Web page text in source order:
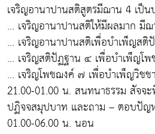
เจริญอานาปานสติสูตรมีฌาน 4 เป็น
... เจริญอานาปานสติให้มีผลมาก มี
... เจริญอานาปานสติเพื่อบำเพ็ญส
... เจริญสติปัฏฐาน ๔ เพื่อบำเพ็ญโ
... เจริญโพชฌงค์ ๗ เพื่อบำเพ็ญวิช
21.00-01.00 น. สนทนาธรรม สัจจ
ปฏิจจสมุปบาท และถาม – ตอบปัญ
01.00-06.00 น. นอน